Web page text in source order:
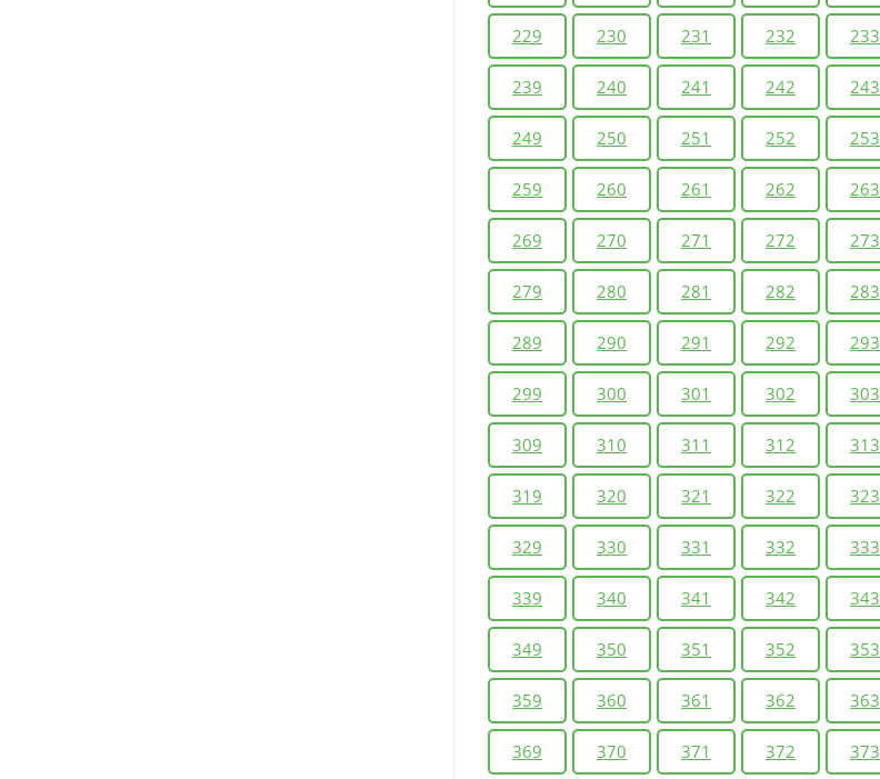
229 230 231 232 233
239 240 241 242 243
249 250 251 252 253
259 260 261 262 263
269 270 271 272 273
279 280 281 282 283
289 290 291 292 293
299 300 301 302 303
309 310 311 312 313
319 320 321 322 323
329 330 331 332 333
339 340 341 342 343
349 350 351 352 353
359 360 361 362 363
369 370 371 372 373